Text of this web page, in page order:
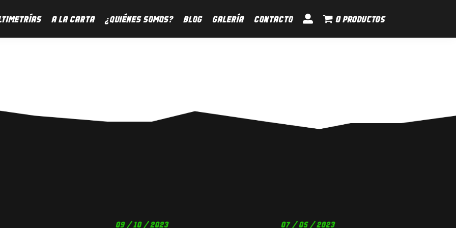
A LA CARTA ¿QUIÉNES SOMOS? BLOG GALERÍA CONTACTO 0 productos
09 / 10 / 2023 07 / 05 / 2023